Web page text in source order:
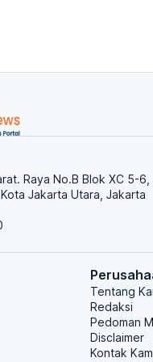
Raya No.B Blok XC 5-6,
Jakarta Utara, Jakarta
Tentang
Redaksi
Pedoman
Disclaimer
Kontak